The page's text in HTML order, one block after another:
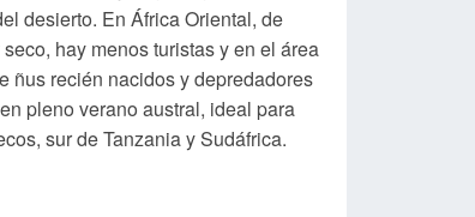
desierto. En África Oriental, de
hay menos turistas y en el área
ñus recién nacidos y depredadores
pleno verano austral, ideal para
sur de Tanzania y Sudáfrica.